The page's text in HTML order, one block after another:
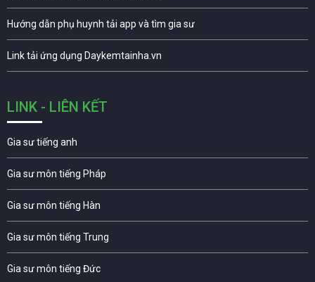
Hướng dẫn phụ huynh tải app và tìm gia sư
Link tải ứng dụng Daykemtainha.vn
LINK - LIÊN KẾT
Gia sư tiếng anh
Gia sư môn tiếng Pháp
Gia sư môn tiếng Hàn
Gia sư môn tiếng Trung
Gia sư môn tiếng Đức